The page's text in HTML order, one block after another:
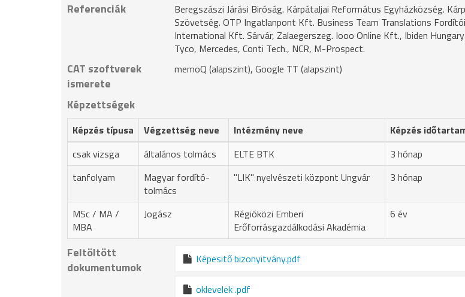
Referenciák
Beregszászi Járási Biróság. Kárpátaljai Református Egyházközség.
Szövetség. OTP Ingatlanpont Kft. Business Team Translations
International Kft. Sárvár, Zalaegerszeg. Iooo Online Kft., Ibiden
Tyco, Mercedes, Conti Tech., NCR, M-Prospect.
CAT szoftverek
ismerete
memoQ (alapszint), Google TT (alapszint)
Képzettségek
Képzés típusa Végzettség neve Intézmény neve Képzés
csak vizsga
általános tolmács ELTE BTK 3 hónap
tanfolyam
Magyar fordító-
tolmács
"LIK" nyelvészeti központ Ungvár 3 hónap
MSc / MA /
MBA
Jogász
Régióközi Emberi
Erőforrásgazdálkodási Akadémia
6 év
Feltöltött
dokumentumok
Képesitő bizonyitvány.pdf
oklevelek .pdf